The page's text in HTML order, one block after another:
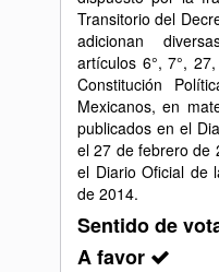
Transitorio del
adicionan
artículos 6°, 7°,
Constitución
Mexicanos, en
publicados en el
el 27 de febrero de
el Diario Oficial de
de 2014.
Sentido de
A favor